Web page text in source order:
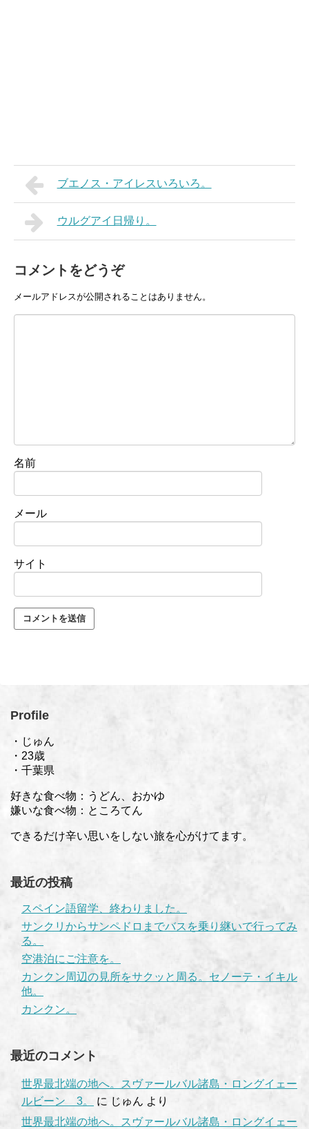
ブエノス・アイレスいろいろ。
ウルグアイ日帰り。
コメントをどうぞ
メールアドレスが公開されることはありません。
名前
メール
サイト
Profile
・じゅん
・23歳
・千葉県
好きな食べ物：うどん、おかゆ
嫌いな食べ物：ところてん
できるだけ辛い思いをしない旅を心がけてます。
最近の投稿
スペイン語留学、終わりました。
サンクリからサンペドロまでバスを乗り継いで行ってみ
る。
空港泊にご注意を。
カンクン周辺の見所をサクッと周る。セノーテ・イキル
他。
カンクン。
最近のコメント
世界最北端の地へ。スヴァールバル諸島・ロングイェー
ルビーン 3。
に じゅん より
世界最北端の地へ。スヴァールバル諸島・ロングイェー